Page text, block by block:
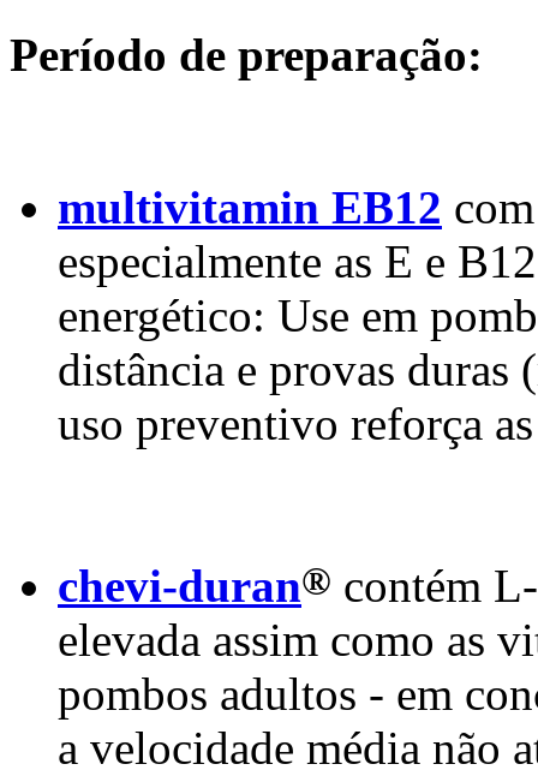
Período de preparação:
multivitamin EB12
especialmente as E e
energético: Use em
distância e provas duras
uso preventivo reforça
chevi-duran® contém
elevada assim como as
pombos adultos - em
a velocidade média não